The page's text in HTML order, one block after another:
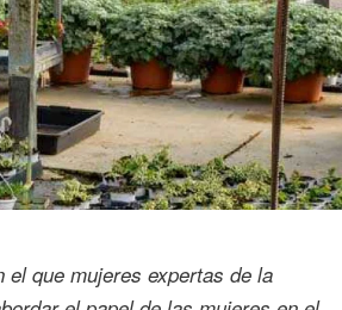
que mujeres expertas de la